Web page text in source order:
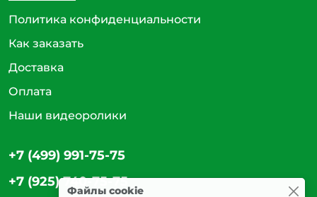
Политика конфиденциальности
Как заказать
Доставка
Оплата
Наши видеоролики
+7 (499) 991-75-75
+7 (925) 740-75-75
Файлы cookie